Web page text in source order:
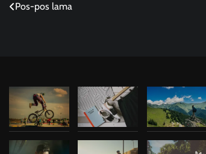
Navigasi
Pos-pos lama